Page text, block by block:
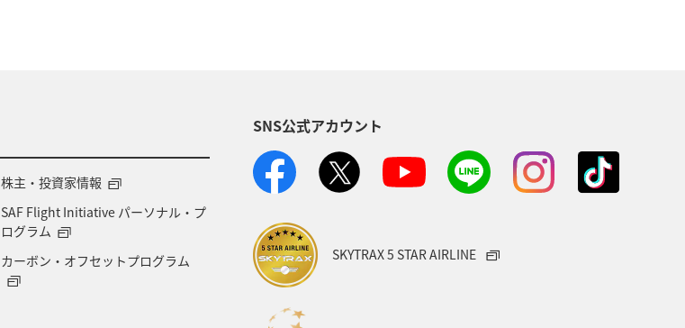
株主・投資家情報
SAF Flight Initiative パーソナル・プ
ログラム
カーボン・オフセットプログラム
SNS公式アカウント
SKYTRAX 5 STAR AIRLINE